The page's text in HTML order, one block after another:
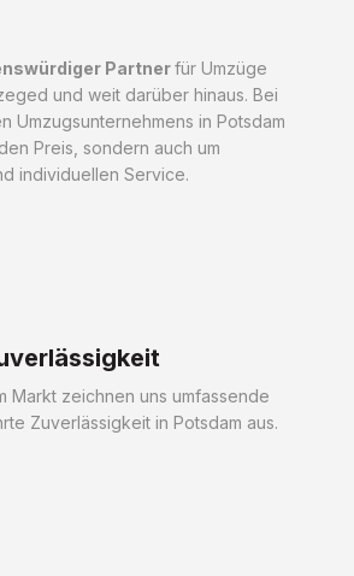
Partnerfür Umzüge
und weit darüber hinaus. Bei
Umzugsunternehmens in Potsdam
Preis, sondern auch um
individuellen Service.
Markt zeichnen uns umfassende
Zuverlässigkeit in Potsdam aus.